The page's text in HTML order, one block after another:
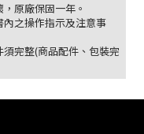
原廠保固一年。
之操作指示及注意事
完整(商品配件、包裝完